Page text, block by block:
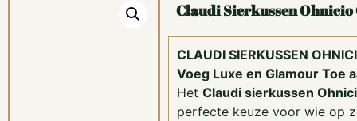
Claudi Sierkussen Ohnicio
CLAUDI SIERKUSSEN
Voeg Luxe en Glamour Toe
Het Claudi sierkussen
perfecte keuze voor wie op